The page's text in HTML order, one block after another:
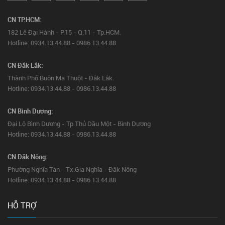
CN TP.HCM:
182 Lê Đại Hành - P.15 - Q.11 - Tp.HCM.
Hotline: 0934.13.44.88 - 0986.13.44.88
CN Đắk Lắk:
Thành Phố Buôn Ma Thuột - Đắk Lắk.
Hotline: 0934.13.44.88 - 0986.13.44.88
CN Bình Dương:
Đại Lộ Bình Dương - Tp.Thủ Dầu Một - Bình Dương
Hotline: 0934.13.44.88 - 0986.13.44.88
CN Đăk Nông:
Phường Nghĩa Tân - Tx.Gia Nghĩa - Đăk Nông
Hotline: 0934.13.44.88 - 0986.13.44.88
HỖ TRỢ